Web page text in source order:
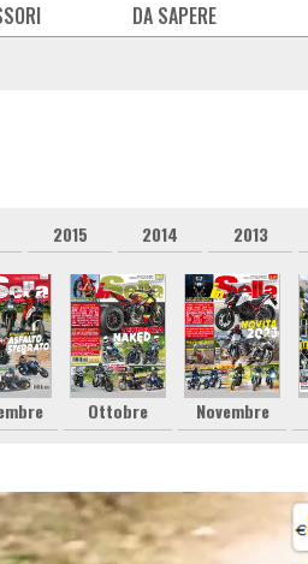
DA SAPERE
2015 2014 2013
Ottobre Novembre